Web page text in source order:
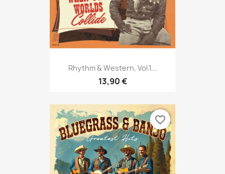
Rhythm & Western, Vol.1...
13,90 €
favorite_border